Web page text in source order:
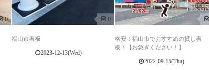
0 0
福山市看板
2023-12-13(Wed)
格安！福山市でおすすめの貸し看
板！【お急ぎください！】
2022-09-15(Thu)